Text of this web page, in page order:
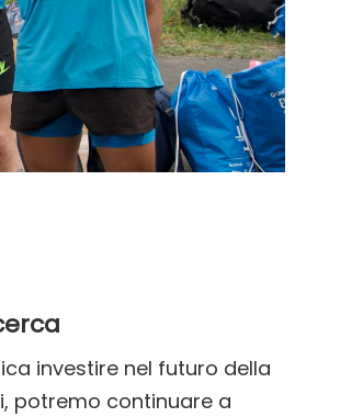
investire nel futuro della
potremo continuare a